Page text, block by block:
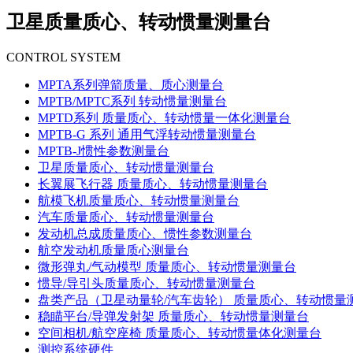
卫星质量质心、转动惯量测量台
CONTROL SYSTEM
MPTA系列弹箭质量、质心测量台
MPTB/MPTC系列 转动惯量测量台
MPTD系列 质量质心、转动惯量一体化测量台
MPTB-G 系列 通用气浮转动惯量测量台
MPTB-J惯性参数测量台
卫星质量质心、转动惯量测量台
长翼展飞行器 质量质心、转动惯量测量台
航模飞机质量质心、转动惯量测量台
汽车质量质心、转动惯量测量台
发动机总成质量质心、惯性参数测量台
航空发动机质量质心测量台
微形弹丸/气动模型 质量质心、转动惯量测量台
惯导/导引头质量质心、转动惯量测量台
盘类产品（卫星动量轮/汽车齿轮） 质量质心、转动惯量
稳瞄平台/导弹发射架 质量质心、转动惯量测量台
空间相机/航空座椅 质量质心、转动惯量体化测量台
测控系统硬件